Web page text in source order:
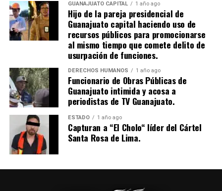
GUANAJUATO CAPITAL 1 año ago
Hijo de la pareja presidencial de
Guanajuato capital haciendo uso de
recursos públicos para promocionarse
al mismo tiempo que comete delito de
usurpación de funciones.
DERECHOS HUMANOS 1 año ago
Funcionario de Obras Públicas de
Guanajuato intimida y acosa a
periodistas de TV Guanajuato.
ESTADO 1 año ago
Capturan a “El Cholo“ líder del Cártel
Santa Rosa de Lima.